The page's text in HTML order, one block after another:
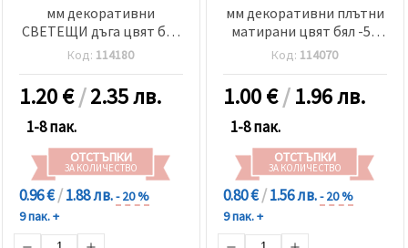
мм декоративни
СВЕТЕЩИ дъга цвят бял
-50 грама
Код: 114180
1.20€/2.35 лв.
1-8 пак.
ОТСТЪПКИ
ЗА КОЛИЧЕСТВО
0.96 €/1.88 лв.- 20 %
9 пак. +
мм декоративни плътни
матирани цвят бял -50
грама
Код: 114070
1.00€/1.96 лв.
1-8 пак.
ОТСТЪПКИ
ЗА КОЛИЧЕСТВО
0.80 €/1.56 лв.- 20 %
9 пак. +